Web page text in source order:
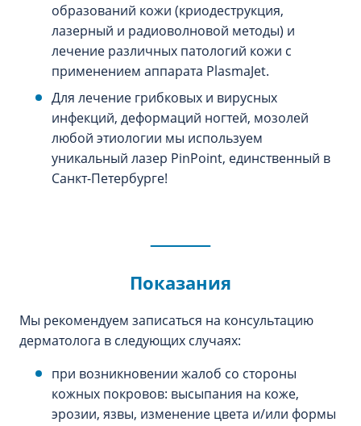
образований кожи (криодеструкция,
лазерный и радиоволновой методы) и
лечение различных патологий кожи с
применением аппарата PlasmaJet.
Для лечение грибковых и вирусных
инфекций, деформаций ногтей, мозолей
любой этиологии мы используем
уникальный лазер PinPoint, единственный в
Санкт-Петербурге!
Показания
Мы рекомендуем записаться на консультацию
дерматолога в следующих случаях:
при возникновении жалоб со стороны
кожных покровов: высыпания на коже,
эрозии, язвы, изменение цвета и/или формы